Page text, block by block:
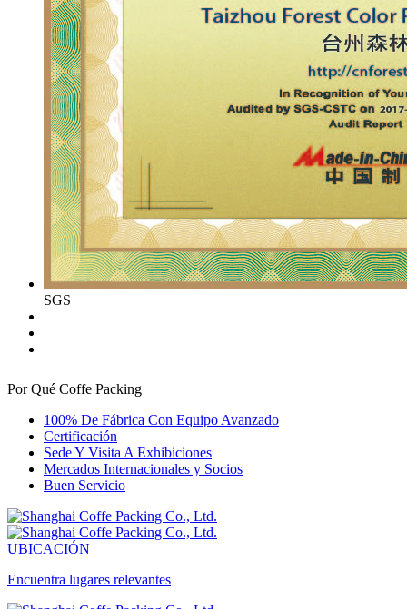
SGS
Por Qué Coffe Packing
100% De Fábrica Con Equipo Avanzado
Certificación
Sede Y Visita A Exhibiciones
Mercados Internacionales y Socios
Buen Servicio
UBICACIÓN
Encuentra lugares relevantes